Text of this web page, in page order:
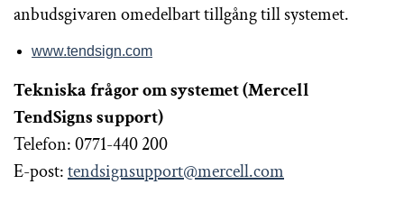
anbudsgivaren omedelbart tillgång till systemet.
www.tendsign.com
Tekniska frågor om systemet (Mercell
TendSigns support)
Telefon: 0771-440 200
E-post:tendsignsupport@mercell.com